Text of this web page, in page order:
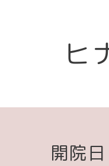
ヒ
開院日